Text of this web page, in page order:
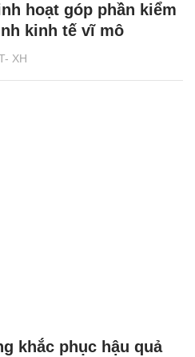
XH
hoạt góp phần kiểm
kinh tế vĩ mô
khắc phục hậu quả